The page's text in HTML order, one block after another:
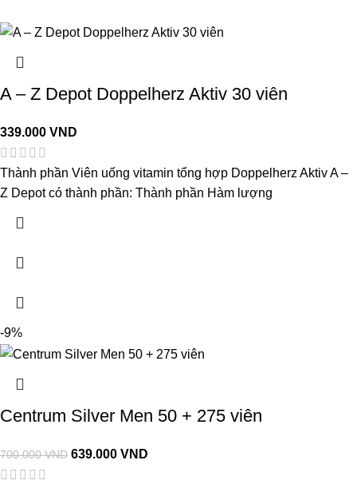
A – Z Depot Doppelherz Aktiv 30 viên
339.000VND
Thành phần Viên uống vitamin tổng hợp Doppelherz Aktiv A –
Z Depot có thành phần: Thành phần Hàm lượng
-9%
Centrum Silver Men 50 + 275 viên
700.000VND 639.000VND